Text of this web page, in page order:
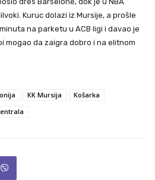
Kuruc dolazi iz Mursije, a prošle
na parketu u ACB ligi i davao je
mogao da zaigra dobro i na elitnom
KK Mursija
Košarka